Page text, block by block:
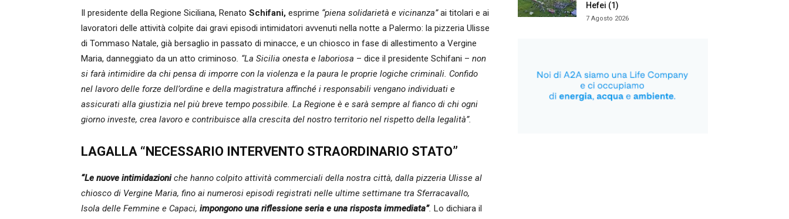
Il presidente della Regione Siciliana, Renato Schifani, esprime “piena solidarietà e vicinanza”ai titolari e ai
lavoratori delle attività colpite dai gravi episodi intimidatori avvenuti nella notte a Palermo: la pizzeria Ulisse
di Tommaso Natale, già bersaglio in passato di minacce, e un chiosco in fase di allestimento a Vergine
Maria, danneggiato da un atto criminoso. “La Sicilia onesta e laboriosa – dice il presidente Schifani – non
si farà intimidire da chi pensa di imporre con la violenza e la paura le proprie logiche criminali. Confido
nel lavoro delle forze dell’ordine e della magistratura affinché i responsabili vengano individuati e
assicurati alla giustizia nel più breve tempo possibile. La Regione è e sarà sempre al fianco di chi ogni
giorno investe, crea lavoro e contribuisce alla crescita del nostro territorio nel rispetto della legalità”.
LAGALLA “NECESSARIO INTERVENTO STRAORDINARIO STATO”
“Le nuove intimidazioniche hanno colpito attività commerciali della nostra città, dalla pizzeria Ulisse al
chiosco di Vergine Maria, fino ai numerosi episodi registrati nelle ultime settimane tra Sferracavallo,
Isola delle Femmine e Capaci, impongono una riflessione seria e una risposta immediata”. Lo dichiara il
Hefei (1)
7 Agosto 2026